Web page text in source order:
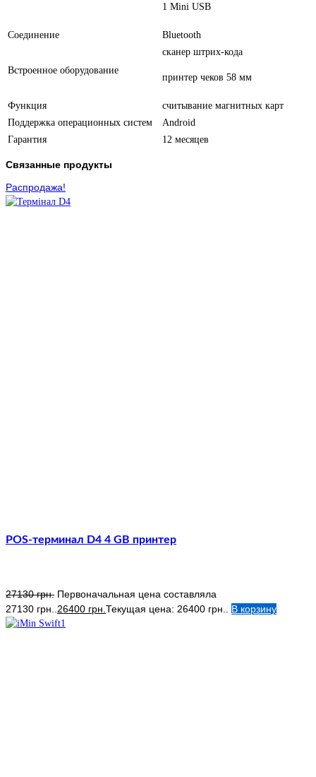
1 Mini USB
Соединение Bluetooth
Встроенное оборудование
сканер штрих-кода
принтер чеков 58 мм
Функция
считывание магнитных карт
Поддержка операционных систем
Android
Гарантия
12 месяцев
Связанные продукты
Распродажа!
POS-терминал D4 4 GB принтер
27130грн. Первоначальная цена составляла
27130 грн.. 26400 грн. Текущая цена: 26400 грн.. В корзину